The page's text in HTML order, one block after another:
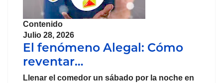
Contenido
Julio 28, 2026
El fenómeno Alegal: Cómo
reventar…
Llenar el comedor un sábado por la noche en